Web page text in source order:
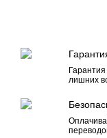
лишних